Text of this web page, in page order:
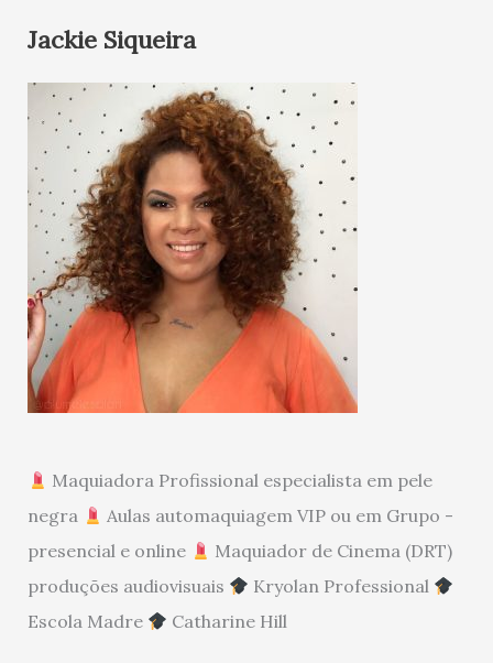
Jackie Siqueira
Maquiadora Profissional especialista em pele
negra
Aulas automaquiagem VIP ou em Grupo -
presencial e online
Maquiador de Cinema (DRT)
produções audiovisuais
Kryolan Professional
Escola Madre
Catharine Hill